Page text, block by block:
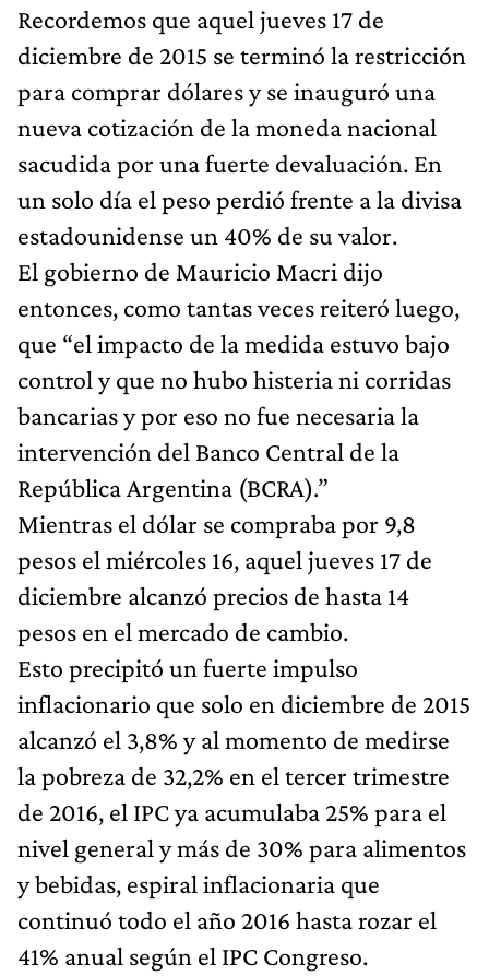
Recordemos que aquel jueves 17 de
diciembre de 2015 se terminó la restricción
para comprar dólares y se inauguró una
nueva cotización de la moneda nacional
sacudida por una fuerte devaluación. En
un solo día el peso perdió frente a la divisa
estadounidense un 40% de su valor.
El gobierno de Mauricio Macri dijo
entonces, como tantas veces reiteró luego,
que “el impacto de la medida estuvo bajo
control y que no hubo histeria ni corridas
bancarias y por eso no fue necesaria la
intervención del Banco Central de la
República Argentina (BCRA).”
Mientras el dólar se compraba por 9,8
pesos el miércoles 16, aquel jueves 17 de
diciembre alcanzó precios de hasta 14
pesos en el mercado de cambio.
Esto precipitó un fuerte impulso
inflacionario que solo en diciembre de 2015
alcanzó el 3,8% y al momento de medirse
la pobreza de 32,2% en el tercer trimestre
de 2016, el IPC ya acumulaba 25% para el
nivel general y más de 30% para alimentos
y bebidas, espiral inflacionaria que
continuó todo el año 2016 hasta rozar el
41% anual según el IPC Congreso.